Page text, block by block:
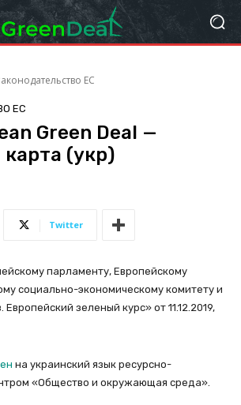
ЕС
ЕС
Green Deal —
(укр)
Twitter
парламенту, Европейскому
социально-экономическому комитету и
зеленый курс» от 11.12.2019,
на украинский язык ресурсно-
«Общество и окружающая среда».